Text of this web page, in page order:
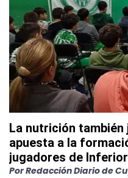
La nutrición también
apuesta a la
jugadores de
PorRedacción Diario de